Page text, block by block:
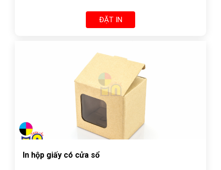
ĐẶT IN
In hộp giấy có cửa sổ